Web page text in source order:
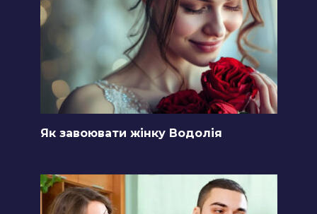
Як завоювати жінку Водолія